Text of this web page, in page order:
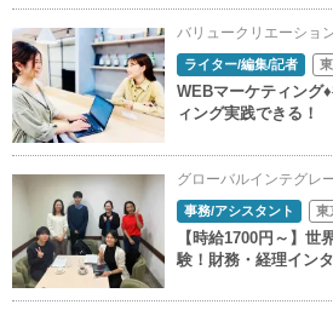
バリュークリエーショ
ライター/編集/記者
WEBマーケティング
ィング実践できる！
グローバルインテグレ
事務/アシスタント 東
【時給1700円～】世
験！財務・経理イン